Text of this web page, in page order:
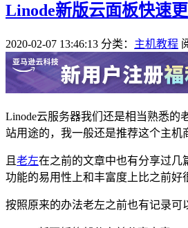
Linode新版云面板快速
2020-02-07 13:46:13 分类： 主机教程
Linode云服务器我们还是相当熟悉的
站用途的，我一般还是推荐这个主机
且 老左在之前的文章中也有分享过几
功能的易用性上和丰富度上比之前好
按照原来的办法老左之前也有记录可